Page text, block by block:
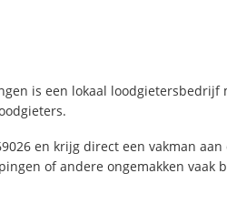
is een lokaal
en krijg direct een vakman
of andere ongemakken